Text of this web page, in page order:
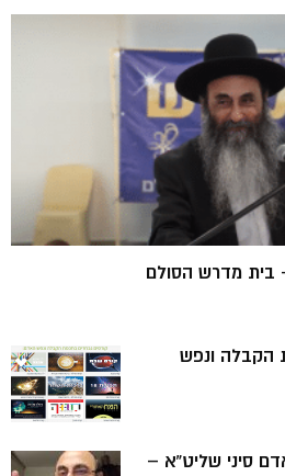
בית מדרש הסולם
הקבלה ונפש
סיני שליט”א –